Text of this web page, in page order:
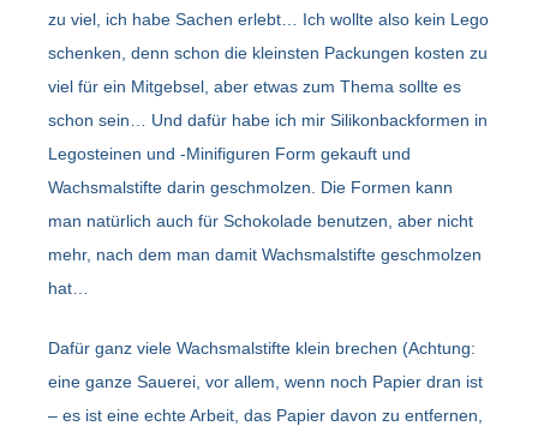
zu viel, ich habe Sachen erlebt… Ich wollte also kein Lego
schenken, denn schon die kleinsten Packungen kosten zu
viel für ein Mitgebsel, aber etwas zum Thema sollte es
schon sein… Und dafür habe ich mir Silikonbackformen in
Legosteinen und -Minifiguren Form gekauft und
Wachsmalstifte darin geschmolzen. Die Formen kann
man natürlich auch für Schokolade benutzen, aber nicht
mehr, nach dem man damit Wachsmalstifte geschmolzen
hat…
Dafür ganz viele Wachsmalstifte klein brechen (Achtung:
eine ganze Sauerei, vor allem, wenn noch Papier dran ist
– es ist eine echte Arbeit, das Papier davon zu entfernen,